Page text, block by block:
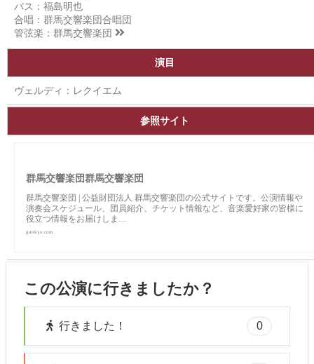
バス：福島明也
合唱：群馬交響楽団合唱団
管弦楽： 群馬交響楽団
演目
ヴェルディ：レクイエム
参照サイト
群馬交響楽団群馬交響楽団
群馬交響楽団 | 公益財団法人 群馬交響楽団の公式サイトです。公演情報や
演奏会スケジュール、団員紹介、チケット情報など、音楽愛好家の皆様に
役立つ情報をお届けしま…
gunkyo.com
この公演に行きましたか？
行きました！ 0